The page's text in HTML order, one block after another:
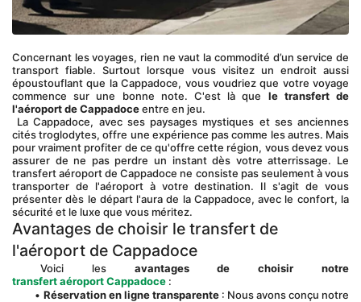
Concernant les voyages, rien ne vaut la commodité d’un service de
transport fiable. Surtout lorsque vous visitez un endroit aussi
époustouflant que la Cappadoce, vous voudriez que votre voyage
commence sur une bonne note. C'est là que le transfert de
l'aéroport de Cappadoce entre en jeu.
cités troglodytes, offre une expérience pas comme les autres. Mais
pour vraiment profiter de ce qu'offre cette région, vous devez vous
assurer de ne pas perdre un instant dès votre atterrissage. Le
transfert aéroport de Cappadoce ne consiste pas seulement à vous
transporter de l'aéroport à votre destination. Il s'agit de vous
présenter dès le départ l'aura de la Cappadoce, avec le confort, la
sécurité et le luxe que vous méritez.
Avantages de choisir le transfert de
l'aéroport de Cappadoce
Voici les avantages de choisir notre
transfert aéroport Cappadoce :
Réservation en ligne transparente : Nous avons conçu notre